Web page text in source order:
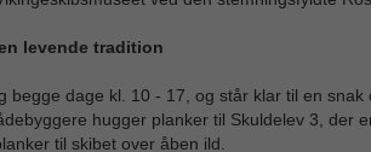
levende tradition
begge dage kl. 10 - 17, og står klar til en
hugger planker til Skuldelev 3, der
til skibet over åben ild.